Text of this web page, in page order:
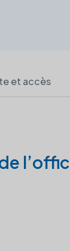
et accès